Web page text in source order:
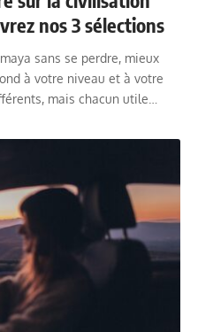
nos 3 sélections
sans se perdre, mieux
à votre niveau et à votre
mais chacun utile…